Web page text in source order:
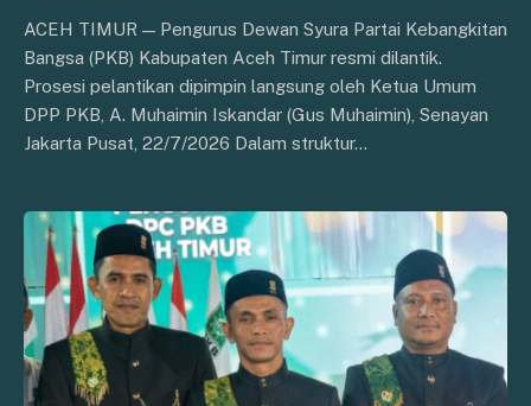
ACEH TIMUR — Pengurus Dewan Syura Partai Kebangkitan
Bangsa (PKB) Kabupaten Aceh Timur resmi dilantik.
Prosesi pelantikan dipimpin langsung oleh Ketua Umum
DPP PKB, A. Muhaimin Iskandar (Gus Muhaimin), Senayan
Jakarta Pusat, 22/7/2026 Dalam struktur…